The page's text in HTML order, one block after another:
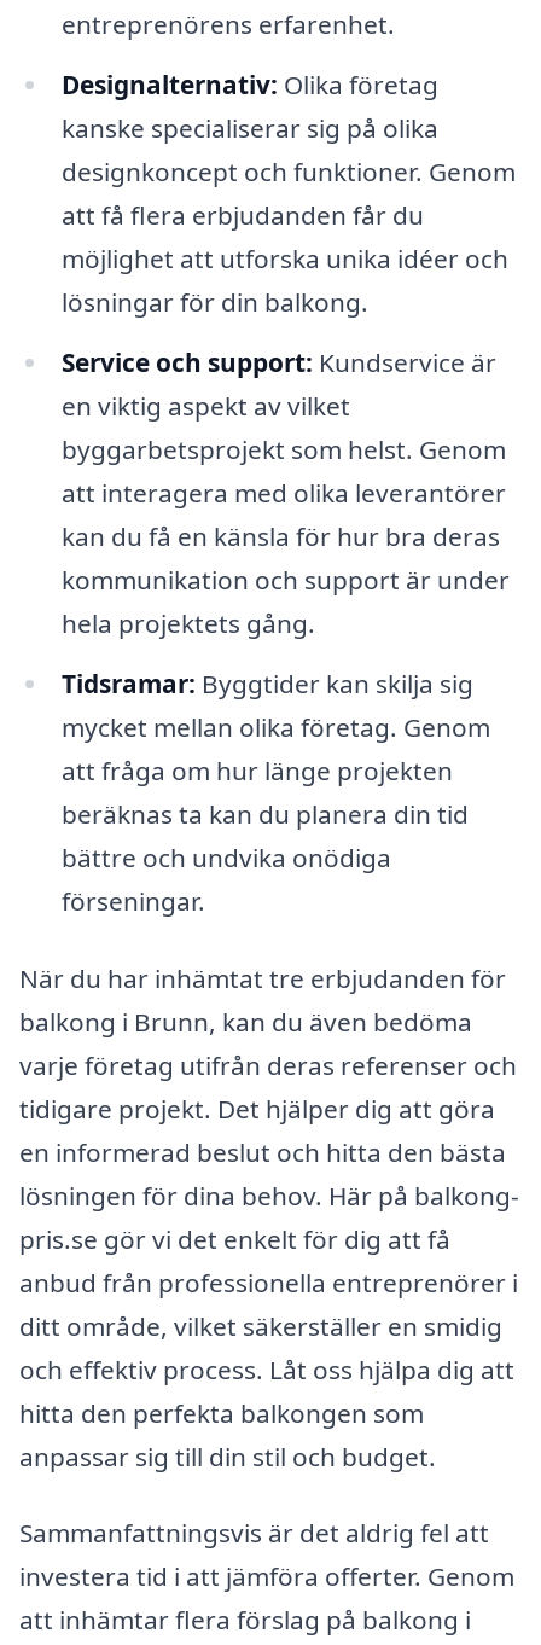
entreprenörens erfarenhet.
Designalternativ: Olika företag
kanske specialiserar sig på olika
designkoncept och funktioner. Genom
att få flera erbjudanden får du
möjlighet att utforska unika idéer och
lösningar för din balkong.
Service och support: Kundservice är
en viktig aspekt av vilket
byggarbetsprojekt som helst. Genom
att interagera med olika leverantörer
kan du få en känsla för hur bra deras
kommunikation och support är under
hela projektets gång.
Tidsramar: Byggtider kan skilja sig
mycket mellan olika företag. Genom
att fråga om hur länge projekten
beräknas ta kan du planera din tid
bättre och undvika onödiga
förseningar.
När du har inhämtat tre erbjudanden för
balkong i Brunn, kan du även bedöma
varje företag utifrån deras referenser och
tidigare projekt. Det hjälper dig att göra
en informerad beslut och hitta den bästa
lösningen för dina behov. Här på balkong-
pris.se gör vi det enkelt för dig att få
anbud från professionella entreprenörer i
ditt område, vilket säkerställer en smidig
och effektiv process. Låt oss hjälpa dig att
hitta den perfekta balkongen som
anpassar sig till din stil och budget.
Sammanfattningsvis är det aldrig fel att
investera tid i att jämföra offerter. Genom
att inhämtar flera förslag på balkong i